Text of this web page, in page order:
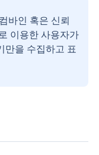
바인 혹은 신뢰
이용한 사용자가
만을 수집하고 표